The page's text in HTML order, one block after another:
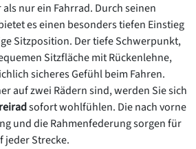
als nur ein Fahrrad. Durch seinen
es einen besonders tiefen Einstieg
Sitzposition. Der tiefe Schwerpunkt,
Sitzfläche mit Rückenlehne,
sicheres Gefühl beim Fahren.
auf zwei Rädern sind, werden Sie sich
sofort wohlfühlen. Die nach vorne
und die Rahmenfederung sorgen für
jeder Strecke.